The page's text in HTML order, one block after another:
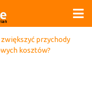
zwiększyć przychody
kosztów?